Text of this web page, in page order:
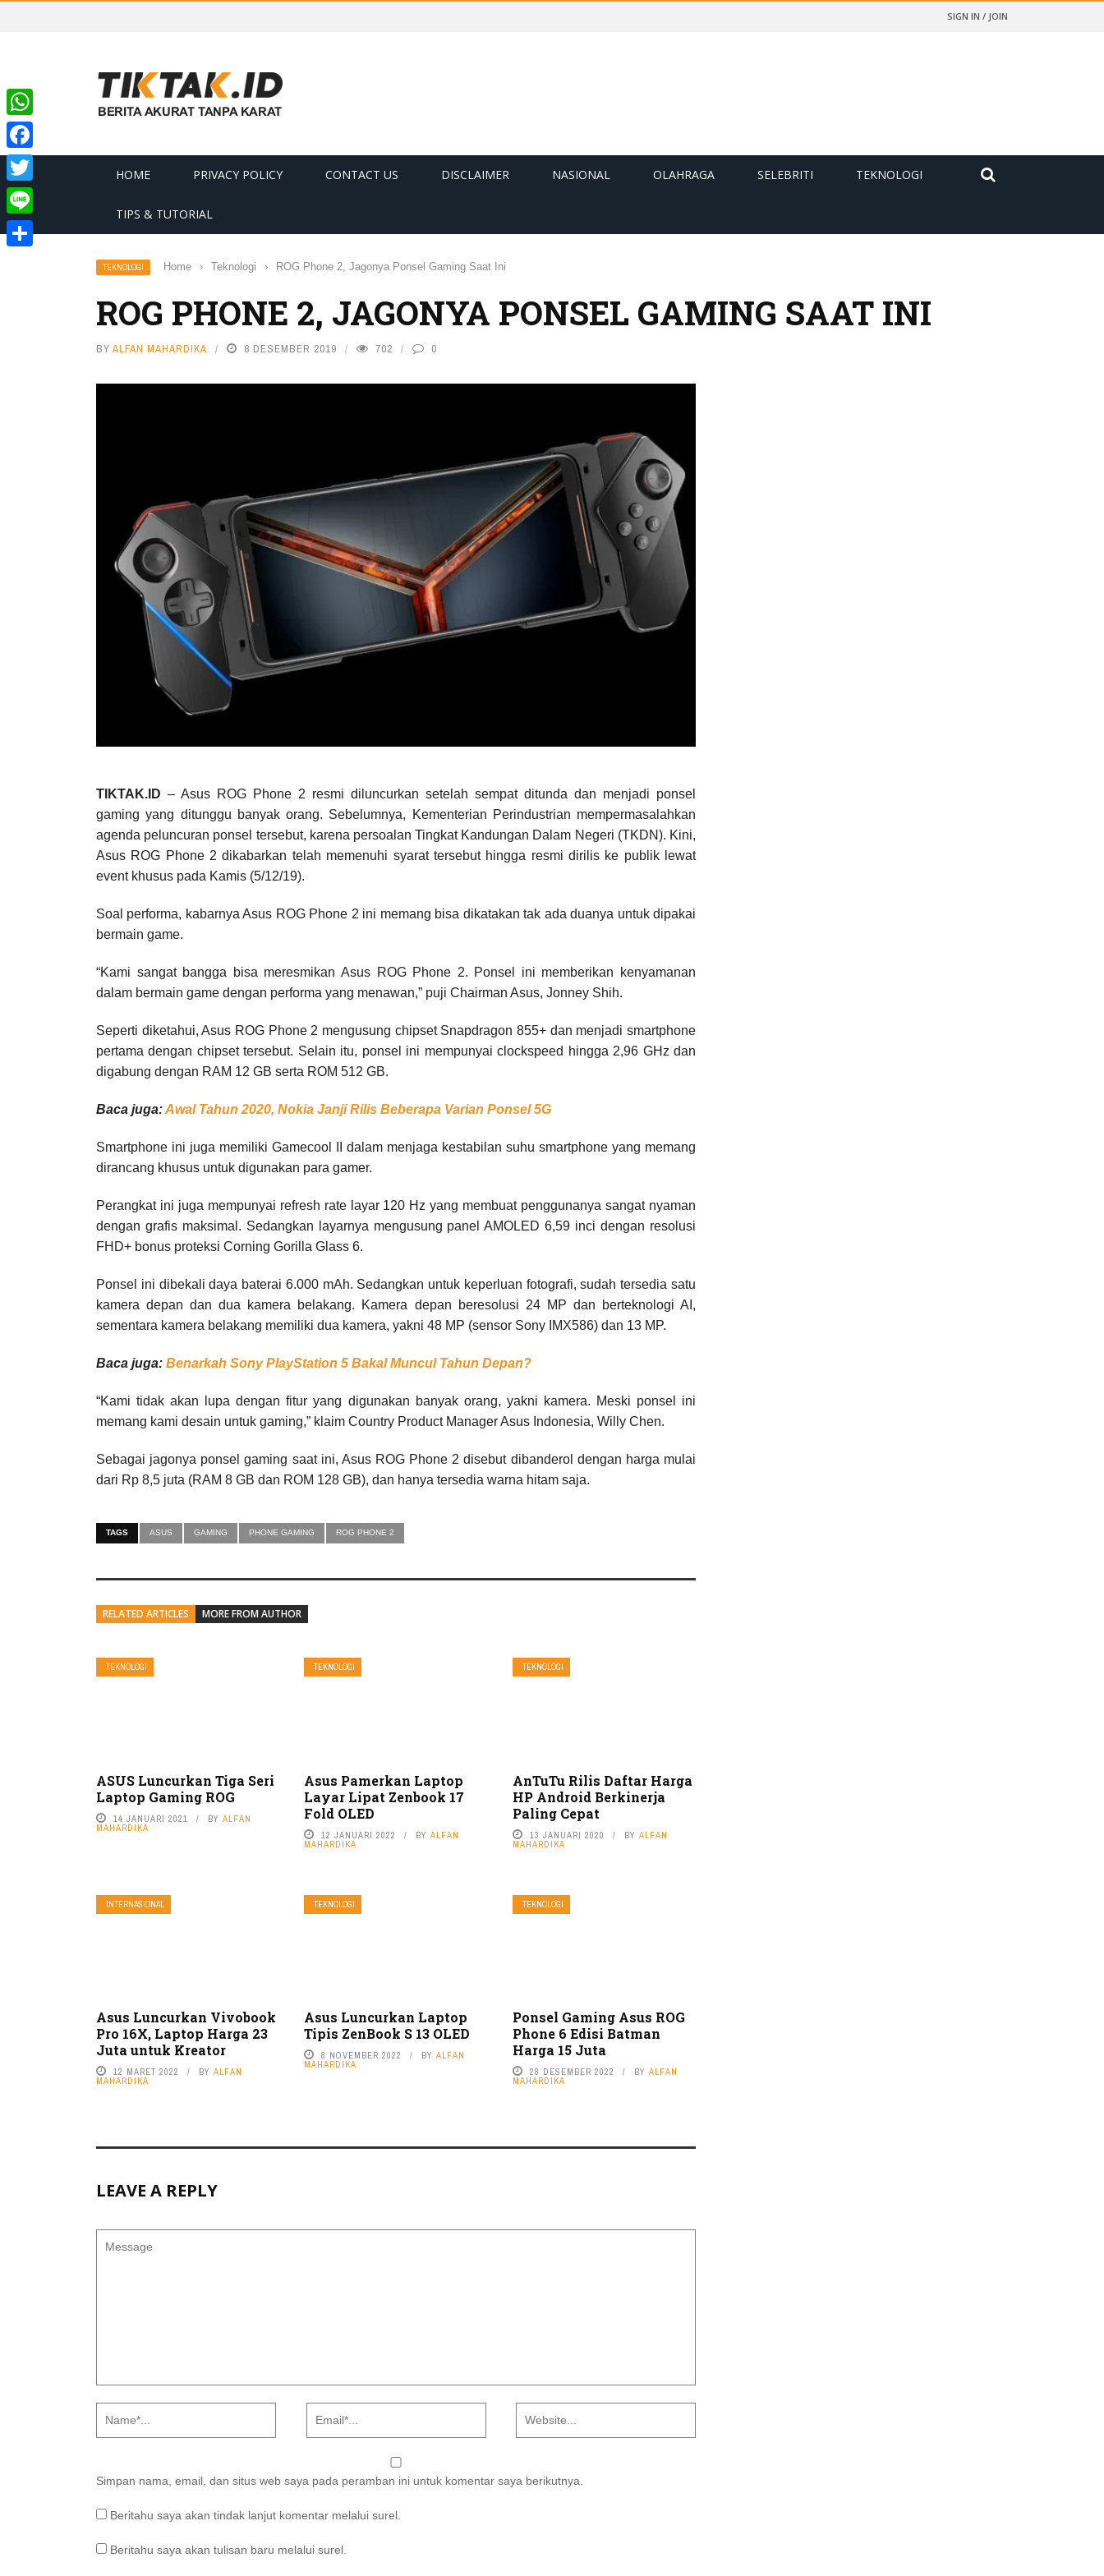
SIGN IN / JOIN
HOME PRIVACY POLICY CONTACT US DISCLAIMER NASIONAL OLAHRAGA SELEBRITI TEKNOLOGI
TIPS & TUTORIAL
TEKNOLOGI Home › Teknologi › ROG Phone 2, Jagonya Ponsel Gaming Saat Ini
ROG PHONE 2, JAGONYA PONSEL GAMING SAAT INI
BY ALFAN MAHARDIKA 8 DESEMBER 2019 702 0
TIKTAK.ID – Asus ROG Phone 2 resmi diluncurkan setelah sempat ditunda dan menjadi ponsel
gaming yang ditunggu banyak orang. Sebelumnya, Kementerian Perindustrian mempermasalahkan
agenda peluncuran ponsel tersebut, karena persoalan Tingkat Kandungan Dalam Negeri (TKDN). Kini,
Asus ROG Phone 2 dikabarkan telah memenuhi syarat tersebut hingga resmi dirilis ke publik lewat
event khusus pada Kamis (5/12/19).
Soal performa, kabarnya Asus ROG Phone 2 ini memang bisa dikatakan tak ada duanya untuk dipakai
bermain game.
“Kami sangat bangga bisa meresmikan Asus ROG Phone 2. Ponsel ini memberikan kenyamanan
dalam bermain game dengan performa yang menawan,” puji Chairman Asus, Jonney Shih.
Seperti diketahui, Asus ROG Phone 2 mengusung chipset Snapdragon 855+ dan menjadi smartphone
pertama dengan chipset tersebut. Selain itu, ponsel ini mempunyai clockspeed hingga 2,96 GHz dan
digabung dengan RAM 12 GB serta ROM 512 GB.
Baca juga:Awal Tahun 2020, Nokia Janji Rilis Beberapa Varian Ponsel 5G
Smartphone ini juga memiliki Gamecool II dalam menjaga kestabilan suhu smartphone yang memang
dirancang khusus untuk digunakan para gamer.
Perangkat ini juga mempunyai refresh rate layar 120 Hz yang membuat penggunanya sangat nyaman
dengan grafis maksimal. Sedangkan layarnya mengusung panel AMOLED 6,59 inci dengan resolusi
FHD+ bonus proteksi Corning Gorilla Glass 6.
Ponsel ini dibekali daya baterai 6.000 mAh. Sedangkan untuk keperluan fotografi, sudah tersedia satu
kamera depan dan dua kamera belakang. Kamera depan beresolusi 24 MP dan berteknologi AI,
sementara kamera belakang memiliki dua kamera, yakni 48 MP (sensor Sony IMX586) dan 13 MP.
Baca juga: Benarkah Sony PlayStation 5 Bakal Muncul Tahun Depan?
“Kami tidak akan lupa dengan fitur yang digunakan banyak orang, yakni kamera. Meski ponsel ini
memang kami desain untuk gaming,” klaim Country Product Manager Asus Indonesia, Willy Chen.
Sebagai jagonya ponsel gaming saat ini, Asus ROG Phone 2 disebut dibanderol dengan harga mulai
dari Rp 8,5 juta (RAM 8 GB dan ROM 128 GB), dan hanya tersedia warna hitam saja.
TAGS ASUS GAMING PHONE GAMING ROG PHONE 2
RELATED ARTICLES MORE FROM AUTHOR
TEKNOLOGI
ASUS Luncurkan Tiga Seri
Laptop Gaming ROG
14 JANUARI 2021 BY ALFAN
MAHARDIKA
TEKNOLOGI
Asus Pamerkan Laptop
Layar Lipat Zenbook 17
Fold OLED
12 JANUARI 2022 BYALFAN
MAHARDIKA
TEKNOLOGI
AnTuTu Rilis Daftar Harga
HP Android Berkinerja
Paling Cepat
13 JANUARI 2020 BY ALFAN
MAHARDIKA
INTERNASIONAL
Asus Luncurkan Vivobook
Pro 16X, Laptop Harga 23
Juta untuk Kreator
12 MARET 2022 BY ALFAN
MAHARDIKA
TEKNOLOGI
Asus Luncurkan Laptop
Tipis ZenBook S 13 OLED
8 NOVEMBER 2022 BYALFAN
MAHARDIKA
TEKNOLOGI
Ponsel Gaming Asus ROG
Phone 6 Edisi Batman
Harga 15 Juta
28 DESEMBER 2022 BY ALFAN
MAHARDIKA
LEAVE A REPLY
Simpan nama, email, dan situs web saya pada peramban ini untuk komentar saya berikutnya.
Beritahu saya akan tindak lanjut komentar melalui surel.
Beritahu saya akan tulisan baru melalui surel.
WhatsApp
Facebook
Twitter
Line